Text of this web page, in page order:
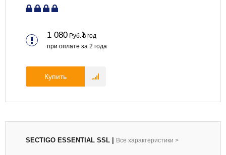
1 080 Руб. в год
при оплате за 2 года
Купить
SECTIGO ESSENTIAL SSL Все характеристики >